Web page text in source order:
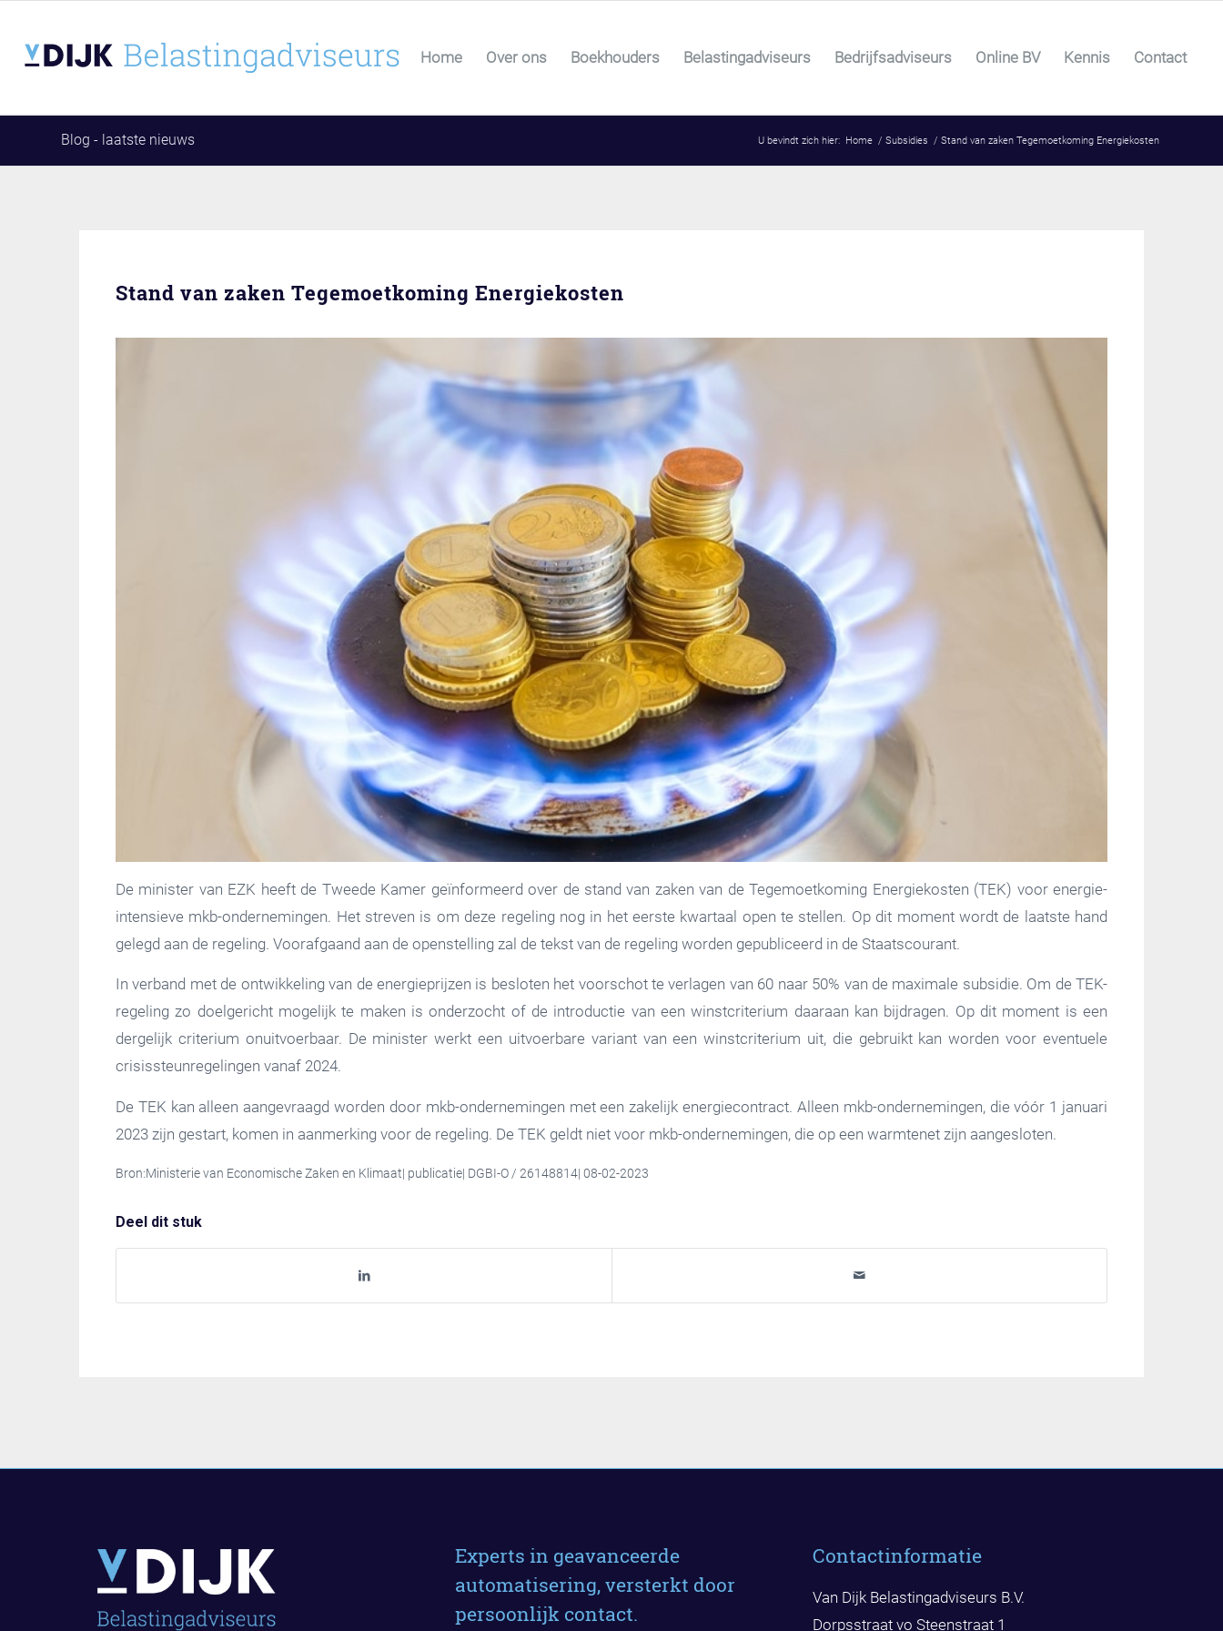
Home Over ons Boekhouders Belastingadviseurs Bedrijfsadviseurs Online BV Kennis Contact
Blog - laatste nieuws U bevindt zich hier: Home / Subsidies / Stand van zaken Tegemoetkoming Energiekosten
Stand van zaken Tegemoetkoming Energiekosten
De minister van EZK heeft de Tweede Kamer geïnformeerd over de stand van zaken van de Tegemoetkoming Energiekosten (TEK) voor energie-
intensieve mkb-ondernemingen. Het streven is om deze regeling nog in het eerste kwartaal open te stellen. Op dit moment wordt de laatste hand
gelegd aan de regeling. Voorafgaand aan de openstelling zal de tekst van de regeling worden gepubliceerd in de Staatscourant.
In verband met de ontwikkeling van de energieprijzen is besloten het voorschot te verlagen van 60 naar 50% van de maximale subsidie. Om de TEK-
regeling zo doelgericht mogelijk te maken is onderzocht of de introductie van een winstcriterium daaraan kan bijdragen. Op dit moment is een
dergelijk criterium onuitvoerbaar. De minister werkt een uitvoerbare variant van een winstcriterium uit, die gebruikt kan worden voor eventuele
crisissteunregelingen vanaf 2024.
De TEK kan alleen aangevraagd worden door mkb-ondernemingen met een zakelijk energiecontract. Alleen mkb-ondernemingen, die vóór 1 januari
2023 zijn gestart, komen in aanmerking voor de regeling. De TEK geldt niet voor mkb-ondernemingen, die op een warmtenet zijn aangesloten.
Bron:Ministerie van Economische Zaken en Klimaat| publicatie| DGBI-O / 26148814| 08-02-2023
Deel dit stuk
Experts in geavanceerde
automatisering, versterkt door
persoonlijk contact.
Contactinformatie
Van Dijk Belastingadviseurs B.V.
Dorpsstraat vo Steenstraat 1